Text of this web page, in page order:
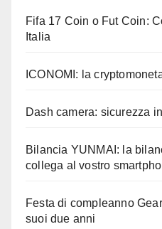
Fifa 17 Coin o Fut Coin:
Italia
ICONOMI: la
Dash camera: sicurezza
Bilancia YUNMAI: la
collega al vostro
Festa di compleanno
suoi due anni